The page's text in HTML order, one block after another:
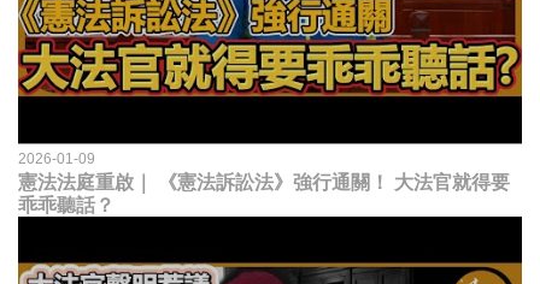
2026-01-09
憲法法庭重啟｜ 《憲法訴訟法》強行通關！ 大法官就得要
乖乖聽話？